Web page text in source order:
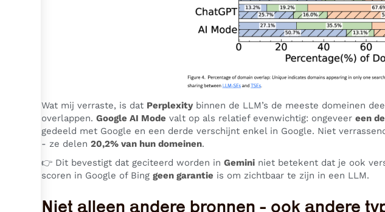
Wat mij verraste, is dat Perplexitybinnen de LLM’s de meeste domeinen
overlappen.Google AI Mode valt op als relatief evenwichtig: ongeveereen
gedeeld met Google en een derde verschijnt enkel in Google. Niet
- ze delen20,2% van hun domeinen.
👉 Dit bevestigt dat geciteerd worden inGemini niet betekent dat je ook
scoren in Google of Binggeen garantie is om zichtbaar te zijn in een LLM.
Niet alleen andere bronnen - ook andere